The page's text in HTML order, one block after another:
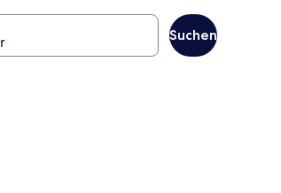
Suchen